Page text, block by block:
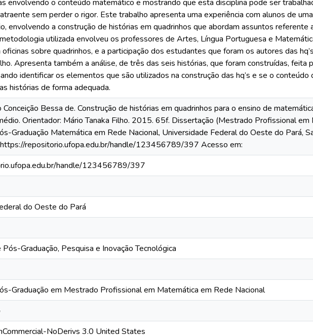
envolvendo o conteúdo matemático e mostrando que esta disciplina pode ser
sem perder o rigor. Este trabalho apresenta uma experiência com alunos de
envolvendo a construção de histórias em quadrinhos que abordam assuntos referente
utilizada envolveu os professores de Artes, Língua Portuguesa e
sobre quadrinhos, e a participação dos estudantes que foram os autores das
Apresenta também a análise, de três das seis histórias, que foram construídas, feita
identificar os elementos que são utilizados na construção das hq’s e se o conteúdo
histórias de forma adequada.
Bessa de. Construção de histórias em quadrinhos para o ensino de
Orientador: Mário Tanaka Filho. 2015. 65f. Dissertação (Mestrado Profissional
Graduação Matemática em Rede Nacional, Universidade Federal do Oeste do Pará,
repositorio.ufopa.edu.br/handle/123456789/397 Acesso em:
handle/123456789/397
do Oeste do Pará
Graduação, Pesquisa e Inovação Tecnológica
Graduação em Mestrado Profissional em Matemática em Rede Nacional
NoDerivs 3.0 United States